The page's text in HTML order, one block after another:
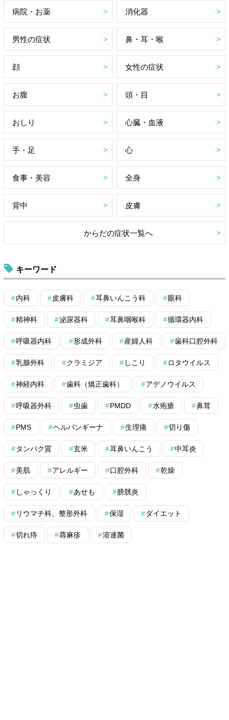
病院・お薬 消化器
男性の症状 鼻・耳・喉
顔 女性の症状
お腹 頭・目
おしり 心臓・血液
手・足 心
食事・美容 全身
背中 皮膚
からだの症状一覧へ
キーワード
内科 皮膚科 耳鼻いんこう科 眼科
精神科 泌尿器科 耳鼻咽喉科 循環器内科
呼吸器内科 形成外科 産婦人科 歯科口腔外科
乳腺外科 クラミジア しこり ロタウイルス
神経内科 歯科（矯正歯科） アデノウイルス
呼吸器外科 虫歯 PMDD 水疱瘡 鼻茸
PMS ヘルパンギーナ 生理痛 切り傷
タンパク質 玄米 耳鼻いんこう 中耳炎
美肌 アレルギー 口腔外科 乾燥
しゃっくり あせも 膀胱炎
リウマチ科、整形外科 保湿 ダイエット
切れ痔 蕁麻疹 溶連菌